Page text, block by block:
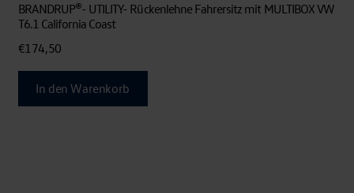
BRANDRUP®- UTILITY- Rückenlehne Fahrersitz mit MULTIBOX VW
T6.1 California Coast
€174,50
In den Warenkorb